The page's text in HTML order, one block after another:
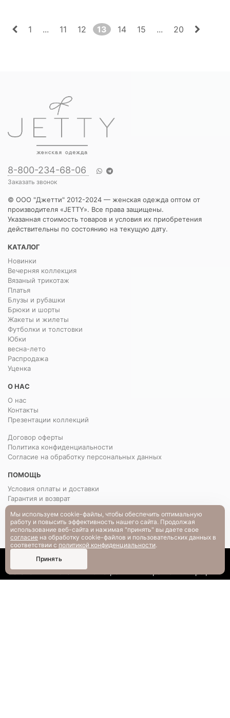
Каталог Поиск
1 ... 11 12 13 14 15 ... 20
8-800-234-68-06
Заказать звонок
© ООО "Джетти" 2012-2024 — женская одежда оптом от
производителя «JETTY». Все права защищены.
Указанная стоимость товаров и условия их приобретения
действительны по состоянию на текущую дату.
КАТАЛОГ
Новинки
Вечерняя коллекция
Вязаный трикотаж
Платья
Блузы и рубашки
Брюки и шорты
Жакеты и жилеты
Футболки и толстовки
Юбки
весна-лето
Распродажа
Уценка
О НАС
О нас
Контакты
Презентации коллекций
Договор оферты
Политика конфиденциальности
Согласие на обработку персональных данных
ПОМОЩЬ
Условия оплаты и доставки
Гарантия и возврат
РАЗМЕРНАЯ СЕТКА
Вопрос-ответ
Мы используем cookie-файлы, чтобы обеспечить оптимальную
работу и повысить эффективность нашего сайта. Продолжая
использование веб-сайта и нажимая "принять" вы даете свое
согласие на обработку cookie-файлов и пользовательских данных в
соответствии с политикой конфиденциальности.
Принять